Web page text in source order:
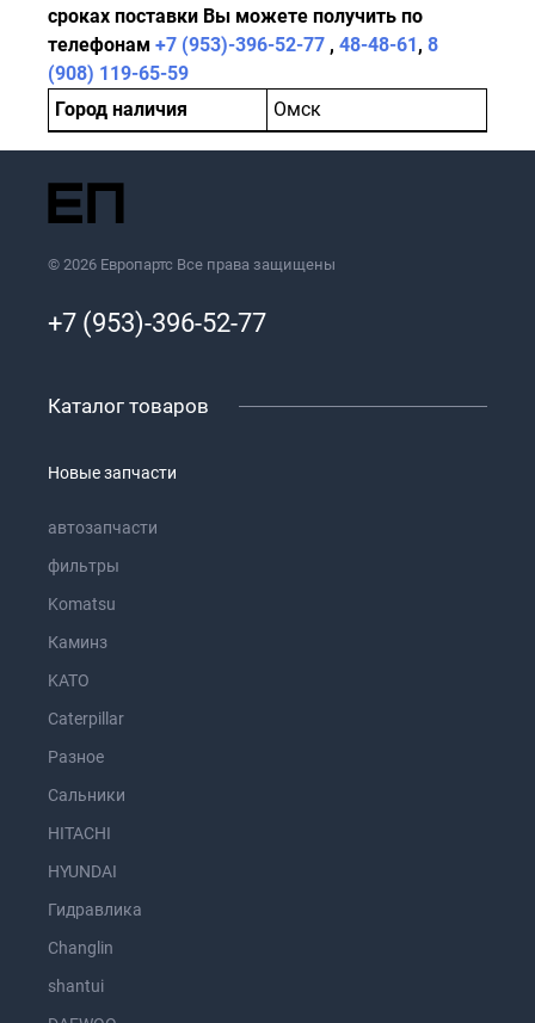
сроках поставки Вы можете получить по
телефонам +7 (953)-396-52-77 , 48-48-61, 8
(908) 119-65-59
Город наличия
Омск
© 2026 Европартс Все права защищены
+7 (953)-396-52-77
Каталог товаров
Новые запчасти
автозапчасти
фильтры
Komatsu
Каминз
KATO
Caterpillar
Разное
Сальники
HITACHI
HYUNDAI
Гидравлика
Changlin
shantui